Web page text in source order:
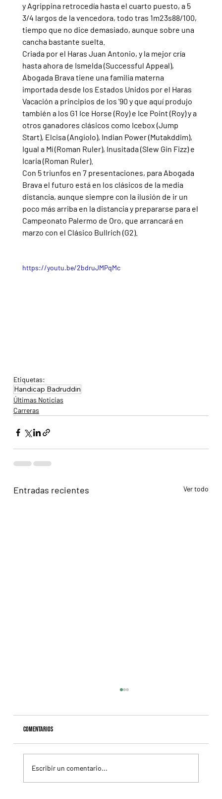
y Agrippina retrocedía hasta el cuarto puesto, a 5
3/4 largos de la vencedora, todo tras 1m23s88/100,
tiempo que no dice demasiado, aunque sobre una
cancha bastante suelta.
Criada por el Haras Juan Antonio, y la mejor cría
hasta ahora de Ismelda (Successful Appeal),
Abogada Brava tiene una familia materna
importada desde los Estados Unidos por el Haras
Vacación a principios de los '90 y que aquí produjo
también a los G1 Ice Horse (Roy) e Ice Point (Roy) y a
otros ganadores clásicos como Icebox (Jump
Start), Elcisa (Angiolo), Indian Power (Mutakddim),
Igual a Mí (Roman Ruler), Inusitada (Slew Gin Fizz) e
Icaria (Roman Ruler).
Con 5 triunfos en 7 presentaciones, para Abogada
Brava el futuro está en los clásicos de la media
distancia, aunque siempre con la ilusión de ir un
poco más arriba en la distancia y prepararse para el
Campeonato Palermo de Oro, que arrancará en
marzo con el Clásico Bullrich (G2).
https://youtu.be/2bdruJMPqMc
Etiquetas:
Handicap Badruddin
Últimas Noticias
Carreras
Entradas recientes Ver todo
Comentarios
Escribir un comentario...